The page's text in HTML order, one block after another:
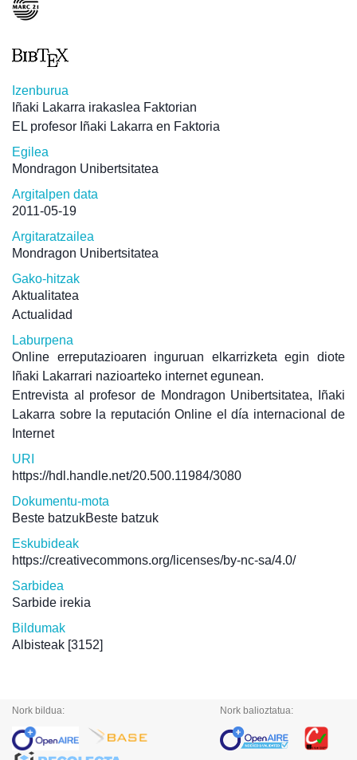
Izenburua
Iñaki Lakarra irakaslea Faktorian
EL profesor Iñaki Lakarra en Faktoria
Egilea
Mondragon Unibertsitatea
Argitalpen data
2011-05-19
Argitaratzailea
Mondragon Unibertsitatea
Gako-hitzak
Aktualitatea
Actualidad
Laburpena
Online erreputazioaren inguruan elkarrizketa egin diote
Iñaki Lakarrari nazioarteko internet egunean.
Entrevista al profesor de Mondragon Unibertsitatea, Iñaki
Lakarra sobre la reputación Online el día internacional de
Internet
URI
https://hdl.handle.net/20.500.11984/3080
Dokumentu-mota
Beste batzukBeste batzuk
Eskubideak
https://creativecommons.org/licenses/by-nc-sa/4.0/
Sarbidea
Sarbide irekia
Bildumak
Albisteak [3152]
Nork bildua: Nork balioztatua: